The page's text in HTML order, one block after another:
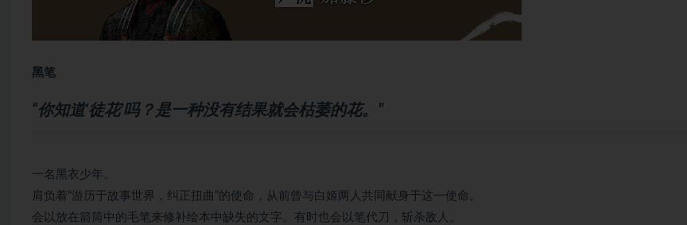
黑笔
“你知道‘徒花’吗？是一种没有结果就会枯萎的花。”
一名黑衣少年。
肩负着“游历于故事世界，纠正扭曲”的使命，从前曾与白姬两人共同献身于这一使命。
会以放在箭筒中的毛笔来修补绘本中缺失的文字。有时也会以笔代刀，斩杀敌人。